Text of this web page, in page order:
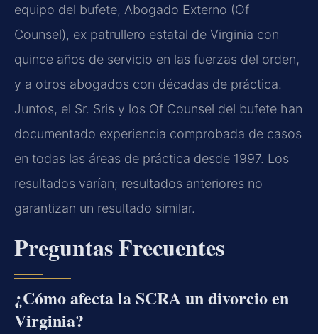
equipo del bufete, Abogado Externo (Of
Counsel), ex patrullero estatal de Virginia con
quince años de servicio en las fuerzas del orden,
y a otros abogados con décadas de práctica.
Juntos, el Sr. Sris y los Of Counsel del bufete han
documentado experiencia comprobada de casos
en todas las áreas de práctica desde 1997. Los
resultados varían; resultados anteriores no
garantizan un resultado similar.
Preguntas Frecuentes
¿Cómo afecta la SCRA un divorcio en
Virginia?